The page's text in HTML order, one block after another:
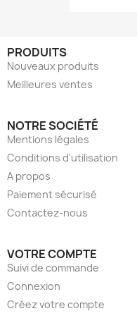
PRODUITS
Nouveaux produits
Meilleures ventes
NOTRE SOCIÉTÉ
Mentions légales
Conditions d'utilisation
A propos
Paiement sécurisé
Contactez-nous
VOTRE COMPTE
Suivi de commande
Connexion
Créez votre compte